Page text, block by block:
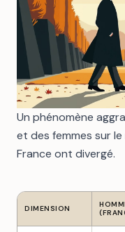
Un phénomène
et des femmes sur
France ont divergé.
DIMENSION